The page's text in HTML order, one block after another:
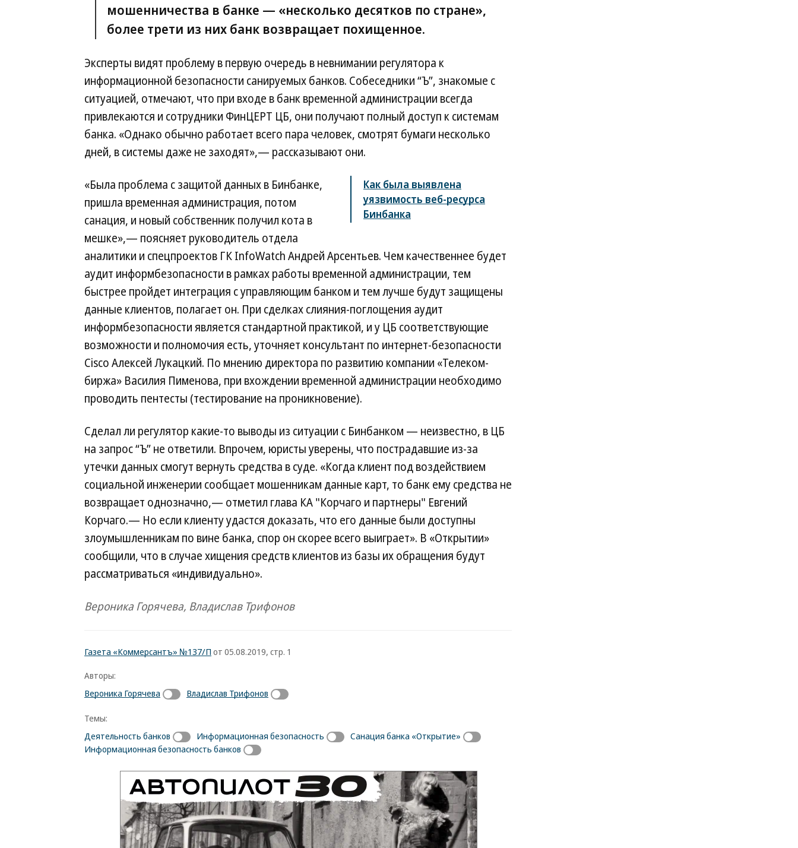
мошенничества в банке — «несколько десятков по стране»,
более трети из них банк возвращает похищенное.
Эксперты видят проблему в первую очередь в невнимании регулятора к
информационной безопасности санируемых банков. Собеседники “Ъ”, знакомые с
ситуацией, отмечают, что при входе в банк временной администрации всегда
привлекаются и сотрудники ФинЦЕРТ ЦБ, они получают полный доступ к системам
банка. «Однако обычно работает всего пара человек, смотрят бумаги несколько
дней, в системы даже не заходят»,— рассказывают они.
Как была выявлена
уязвимость веб-ресурса
Бинбанка
«Была проблема с защитой данных в Бинбанке,
пришла временная администрация, потом
санация, и новый собственник получил кота в
мешке»,— поясняет руководитель отдела
аналитики и спецпроектов ГК InfoWatch Андрей Арсентьев. Чем качественнее будет
аудит информбезопасности в рамках работы временной администрации, тем
быстрее пройдет интеграция с управляющим банком и тем лучше будут защищены
данные клиентов, полагает он. При сделках слияния-поглощения аудит
информбезопасности является стандартной практикой, и у ЦБ соответствующие
возможности и полномочия есть, уточняет консультант по интернет-безопасности
Cisco Алексей Лукацкий. По мнению директора по развитию компании «Телеком-
биржа» Василия Пименова, при вхождении временной администрации необходимо
проводить пентесты (тестирование на проникновение).
Сделал ли регулятор какие-то выводы из ситуации с Бинбанком — неизвестно, в ЦБ
на запрос “Ъ” не ответили. Впрочем, юристы уверены, что пострадавшие из-за
утечки данных смогут вернуть средства в суде. «Когда клиент под воздействием
социальной инженерии сообщает мошенникам данные карт, то банк ему средства не
возвращает однозначно,— отметил глава КА "Корчаго и партнеры" Евгений
Корчаго.— Но если клиенту удастся доказать, что его данные были доступны
злоумышленникам по вине банка, спор он скорее всего выиграет». В «Открытии»
сообщили, что в случае хищения средств клиентов из базы их обращения будут
рассматриваться «индивидуально».
Вероника Горячева, Владислав Трифонов
Газета «Коммерсантъ» №137/П от 05.08.2019, стр. 1
Авторы:
Вероника Горячева
Владислав Трифонов
Темы:
Деятельность банков
Информационная безопасность
Санация банка «Открытие»
Информационная безопасность банков